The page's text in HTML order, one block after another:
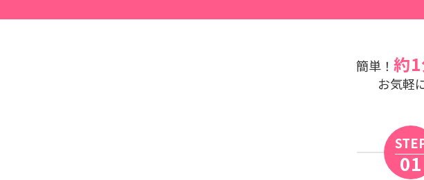
簡単！ 約
お気軽
01